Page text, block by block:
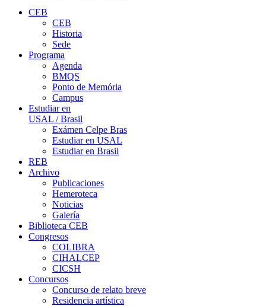
CEB
CEB
Historia
Sede
Programa
Agenda
BMQS
Ponto de Memória
Campus
Estudiar en
USAL / Brasil
Exámen Celpe Bras
Estudiar en USAL
Estudiar en Brasil
REB
Archivo
Publicaciones
Hemeroteca
Noticias
Galería
Biblioteca CEB
Congresos
COLIBRA
CIHALCEP
CICSH
Concursos
Concurso de relato breve
Residencia artística